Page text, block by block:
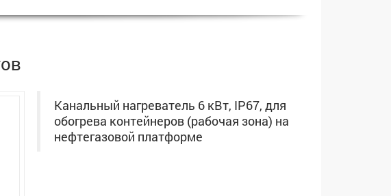
Канальный нагреватель 6 кВт, IP67, для
обогрева контейнеров (рабочая зона) на
нефтегазовой платформе